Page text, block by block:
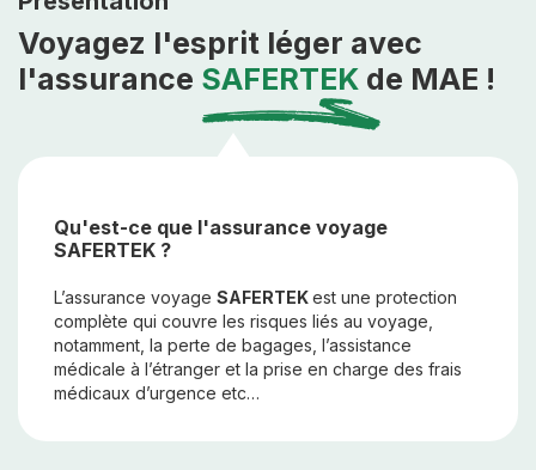
Voyagez l'esprit léger avec
l'assurance SAFERTEK de MAE !
Qu'est-ce que l'assurance voyage
SAFERTEK ?
L’assurance voyage SAFERTEKest une protection
complète qui couvre les risques liés au voyage,
notamment, la perte de bagages, l’assistance
médicale à l’étranger et la prise en charge des frais
médicaux d’urgence etc…